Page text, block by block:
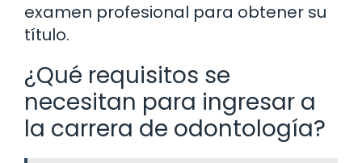
examen profesional para obtener su
título.
¿Qué requisitos se
necesitan para ingresar a
la carrera de odontología?